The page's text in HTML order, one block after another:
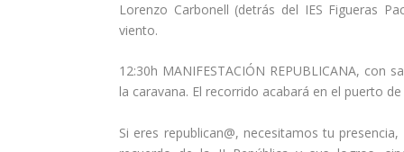
Lorenzo Carbonell (detrás del IES Figueras
viento.
12:30h MANIFESTACIÓN REPUBLICANA, con
la caravana. El recorrido acabará en el puerto
Si eres republican@, necesitamos tu